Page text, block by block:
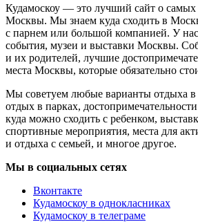
Кудамоскоу — это лучший сайт о
Москвы. Мы знаем куда сходить в
с парнем или большой компанией. У
события, музеи и выставки Москвы.
и их родителей, лучшие
места Москвы, которые обязательно
Мы советуем любые варианты отдыха
отдых в парках,
куда можно сходить с ребенком,
спортивные мероприятия, места для
и отдыха с семьей, и многое другое.
Мы в социальных сетях
Вконтакте
Кудамоскоу в однокласниках
Кудамоскоу в телеграме